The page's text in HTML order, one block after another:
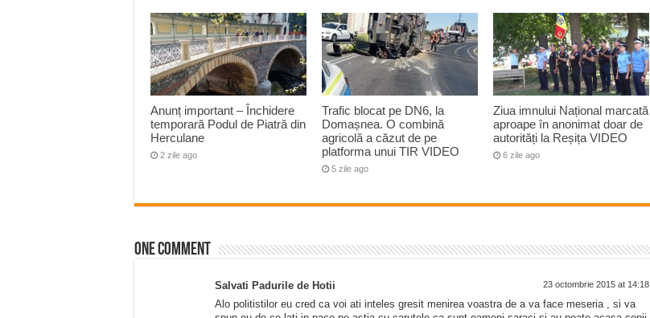
Anunț important – Închidere
temporară Podul de Piatră din
Herculane
2 zile ago
Trafic blocat pe DN6, la
Domașnea. O combină
agricolă a căzut de pe
platforma unui TIR VIDEO
5 zile ago
Ziua imnului Național marcată
aproape în anonimat doar de
autorități la Reșița VIDEO
6 zile ago
One comment
Salvati Padurile de Hotii 23 octombrie 2015 at 14:18
Alo politistilor eu cred ca voi ati inteles gresit menirea voastra de a va face meseria , si va